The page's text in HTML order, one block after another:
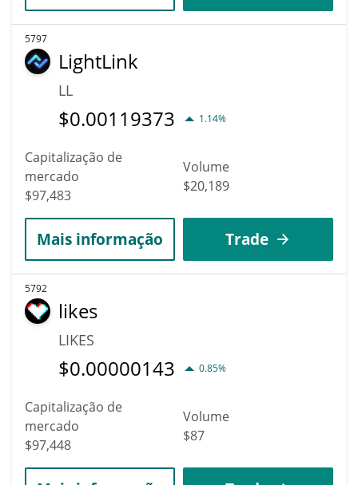
5797
LightLink
LL
$0.00119373 1.14%
Capitalização de
mercado
$97,483
Volume
$20,189
Mais informação Trade
5792
likes
LIKES
$0.00000143 0.85%
Capitalização de
mercado
$97,448
Volume
$87